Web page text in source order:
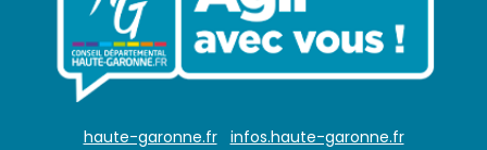
haute-garonne.fr infos.haute-garonne.fr